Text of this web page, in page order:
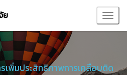
ย
เพิ่มประสิทธิภาพการเคลือบติด